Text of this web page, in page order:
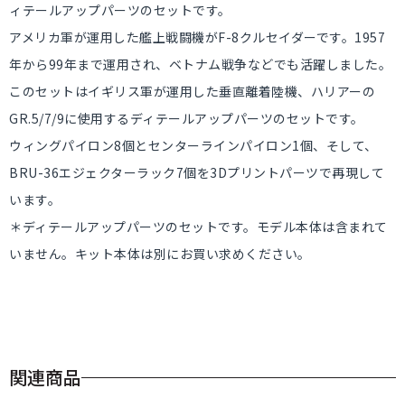
ィテールアップパーツのセットです。
アメリカ軍が運用した艦上戦闘機がF-8クルセイダーです。1957
年から99年まで運用され、ベトナム戦争などでも活躍しました。
このセットはイギリス軍が運用した垂直離着陸機、ハリアーの
GR.5/7/9に使用するディテールアップパーツのセットです。
ウィングパイロン8個とセンターラインパイロン1個、そして、
BRU-36エジェクターラック7個を3Dプリントパーツで再現して
います。
＊ディテールアップパーツのセットです。モデル本体は含まれて
いません。キット本体は別にお買い求めください。
関連商品